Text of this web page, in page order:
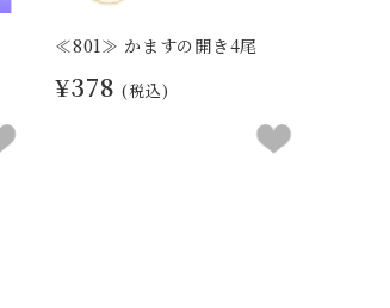
≪801≫ かますの開き4尾
¥378 (税込)